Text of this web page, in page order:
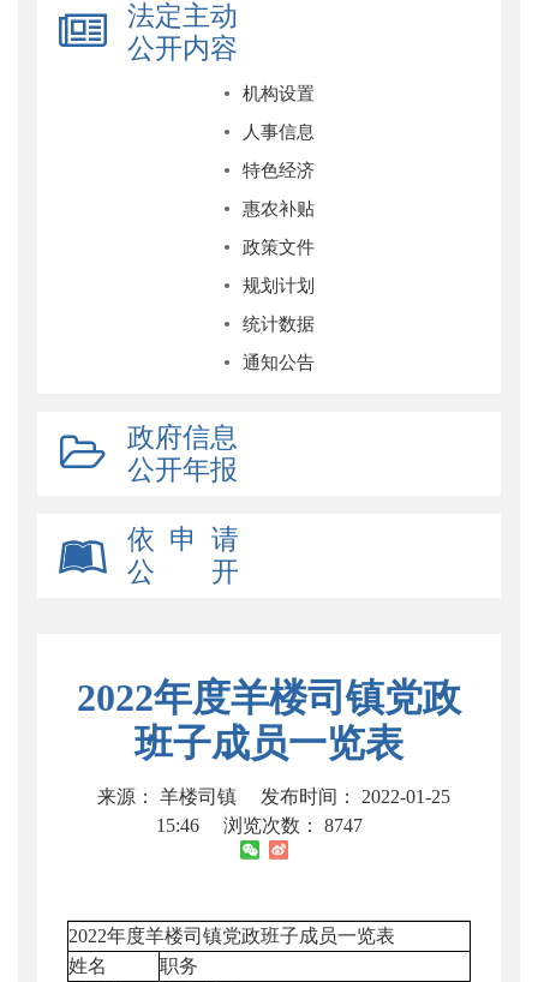
法定主动
公开内容
机构设置
人事信息
特色经济
惠农补贴
政策文件
规划计划
统计数据
通知公告
政府信息
公开年报
依 申 请
公 开
2022年度羊楼司镇党政
班子成员一览表
来源： 羊楼司镇
发布时间： 2022-01-25
15:46
浏览次数： 8747
2022年度羊楼司镇党政班子成员一览表
姓名
职务